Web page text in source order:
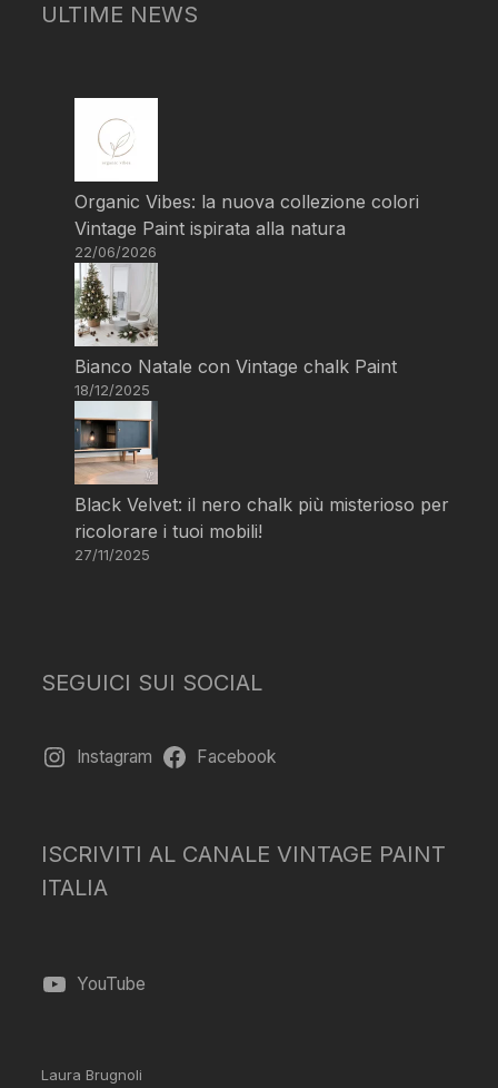
ULTIME NEWS
Organic Vibes: la nuova collezione colori
Vintage Paint ispirata alla natura
22/06/2026
Bianco Natale con Vintage chalk Paint
18/12/2025
Black Velvet: il nero chalk più misterioso per
ricolorare i tuoi mobili!
27/11/2025
SEGUICI SUI SOCIAL
Instagram Facebook
ISCRIVITI AL CANALE VINTAGE PAINT
ITALIA
YouTube
Laura Brugnoli